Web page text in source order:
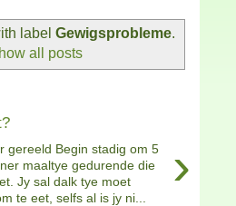
label Gewigsprobleme.
all posts
›
gereeld Begin stadig om 5
maaltye gedurende die
Jy sal dalk tye moet
te eet, selfs al is jy ni...